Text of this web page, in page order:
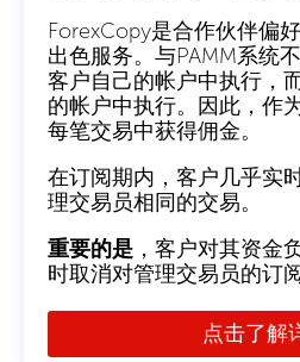
ForexCopy是合作伙伴偏
出色服务。与PAMM系统
客户自己的帐户中执行，
的帐户中执行。因此，作
每笔交易中获得佣金。
在订阅期内，客户几乎实
理交易员相同的交易。
重要的是 ，客户对其资金
时取消对管理交易员的订阅
点击了解